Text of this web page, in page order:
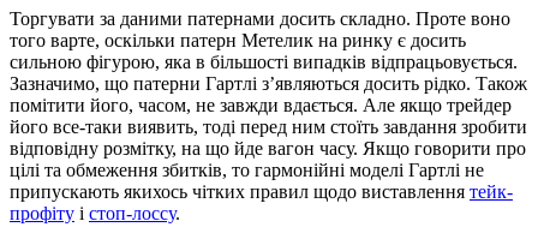
Торгувати за даними патернами досить складно. Проте воно
того варте, оскільки патерн Метелик на ринку є досить
сильною фігурою, яка в більшості випадків відпрацьовується.
Зазначимо, що патерни Гартлі з’являються досить рідко. Також
помітити його, часом, не завжди вдається. Але якщо трейдер
його все-таки виявить, тоді перед ним стоїть завдання зробити
відповідну розмітку, на що йде вагон часу. Якщо говорити про
цілі та обмеження збитків, то гармонійні моделі Гартлі не
припускають якихось чітких правил щодо виставлення тейк-
профіту і стоп-лоссу.